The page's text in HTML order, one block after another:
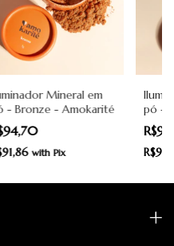
Mineral em
- Bronze - Amokarité
with Pix
pó -